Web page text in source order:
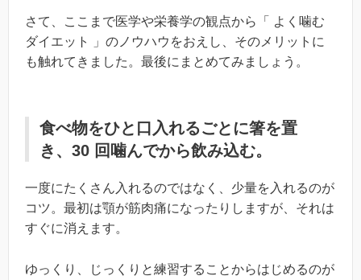
さて、ここまで医学や栄養学の観点から「 よく噛む
ダイエット 」のノウハウをおえし、そのメリットに
も触れてきました。最後にまとめてみましょう。
食べ物をひと口入れるごとに箸を置
き、30 回噛んでから飲み込む。
一度にたくさん入れるのではなく、少量を入れるのが
コツ。最初は顎が筋肉痛になったりしますが、それは
すぐに消えます。
ゆっくり、じっくりと練習することからはじめるのが